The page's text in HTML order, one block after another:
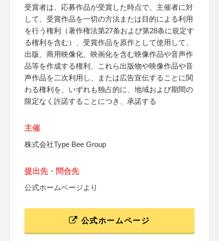
受賞者は、応募作品が受賞した時点で、主催者に対
して、受賞作品を一切の方法または目的による利用
を行う権利（著作権法第27条および第28条に規定す
る権利を含む）、受賞作品を原作として使用して、
出版、商用映像化、映画化を含む映像作品や音声作
品等を作成する権利、これら出版物や映像作品や音
声作品を二次利用し、または広告宣伝することに関
わる権利を、いずれも独占的に、地域および期間の
限定なく許諾することにつき、承諾する
主催
株式会社Type Bee Group
提出先・問合先
公式ホームページより
公式ホームページ